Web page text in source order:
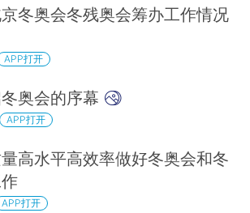
冬奥会冬残奥会筹办工作情况
APP打开
奥会的序幕
APP打开
高水平高效率做好冬奥会和冬
APP打开